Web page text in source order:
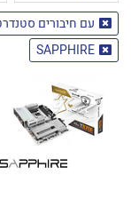
עם חיבורים
SAPPHIRE